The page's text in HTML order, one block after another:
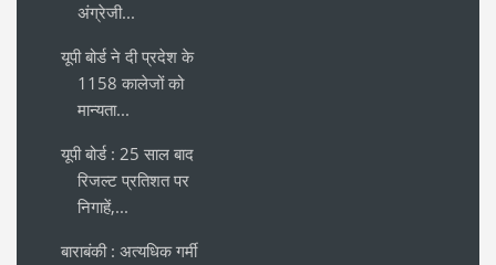
अंग्रेजी...
यूपी बोर्ड ने दी प्रदेश के
1158 कालेजों को
मान्यता...
यूपी बोर्ड : 25 साल बाद
रिजल्ट प्रतिशत पर
निगाहें,...
बाराबंकी : अत्यधिक गर्मी